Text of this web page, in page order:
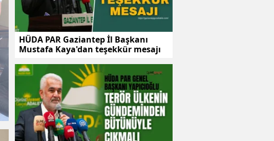
HÜDA PAR Gaziantep İl Başkanı
Mustafa Kaya'dan teşekkür mesajı